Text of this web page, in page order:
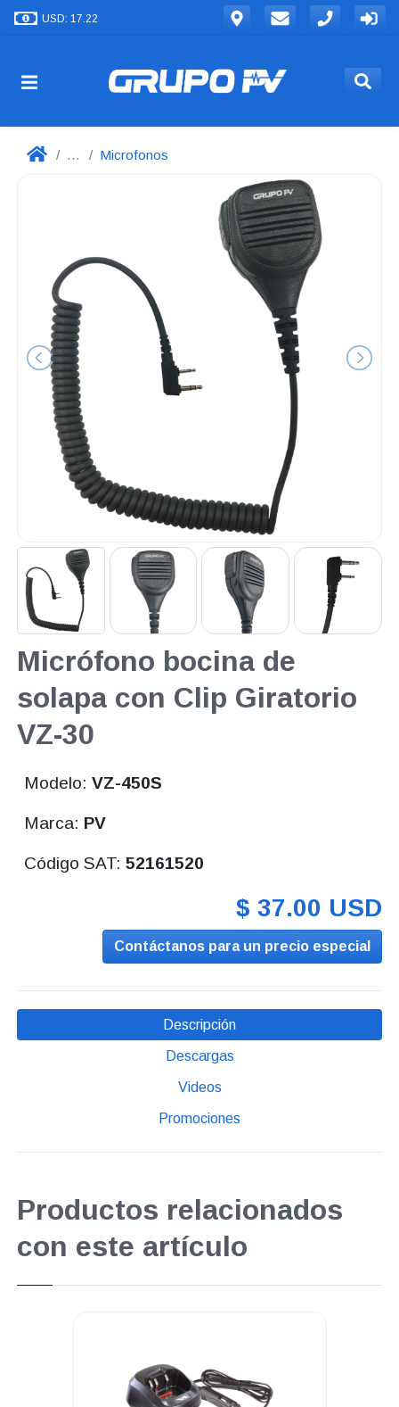
USD: 17.22
... Microfonos
Micrófono bocina de
solapa con Clip Giratorio
VZ-30
Modelo:VZ-450S
Marca: PV
Código SAT:52161520
$ 37.00 USD
Contáctanos para un precio especial
Descripción
Descargas
Videos
Promociones
Productos relacionados
con este artículo